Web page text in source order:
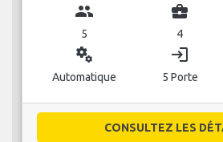
group
5
business_center
4
miscellaneous_services
Automatique
login
5 Porte
CONSULTEZ LES